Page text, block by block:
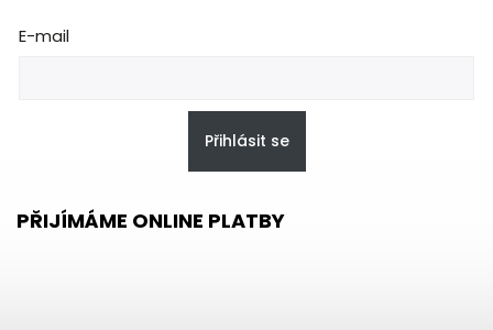
E-mail
Přihlásit se
PŘIJÍMÁME ONLINE PLATBY